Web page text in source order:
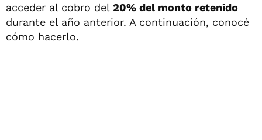
acceder al cobro del 20% del monto retenido
durante el año anterior. A continuación, conocé
cómo hacerlo.